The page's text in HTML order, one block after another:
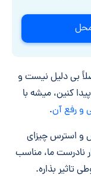
بی دلیل نیست و
کنین، میشه با
و رفع آن.
و استرس چیزای
نادرست ما، مناسب
بذاره.